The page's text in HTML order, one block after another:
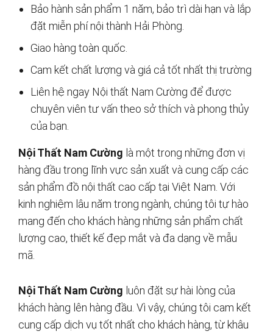
Bảo hành sản phẩm 1 năm, bảo trì dài hạn và lắp
đặt miễn phí nội thành Hải Phòng.
Giao hàng toàn quốc.
Cam kết chất lượng và giá cả tốt nhất thị trường
Liên hệ ngay Nội thất Nam Cường để được
chuyên viên tư vấn theo sở thích và phong thủy
của bạn.
Nội Thất Nam Cường là một trong những đơn vị
hàng đầu trong lĩnh vực sản xuất và cung cấp các
sản phẩm đồ nội thất cao cấp tại Việt Nam. Với
kinh nghiệm lâu năm trong ngành, chúng tôi tự hào
mang đến cho khách hàng những sản phẩm chất
lượng cao, thiết kế đẹp mắt và đa dạng về mẫu
mã.
Nội Thất Nam Cường luôn đặt sự hài lòng của
khách hàng lên hàng đầu. Vì vậy, chúng tôi cam kết
cung cấp dịch vụ tốt nhất cho khách hàng, từ khâu